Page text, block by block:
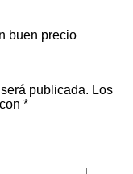
buen precio
publicada. Los
*